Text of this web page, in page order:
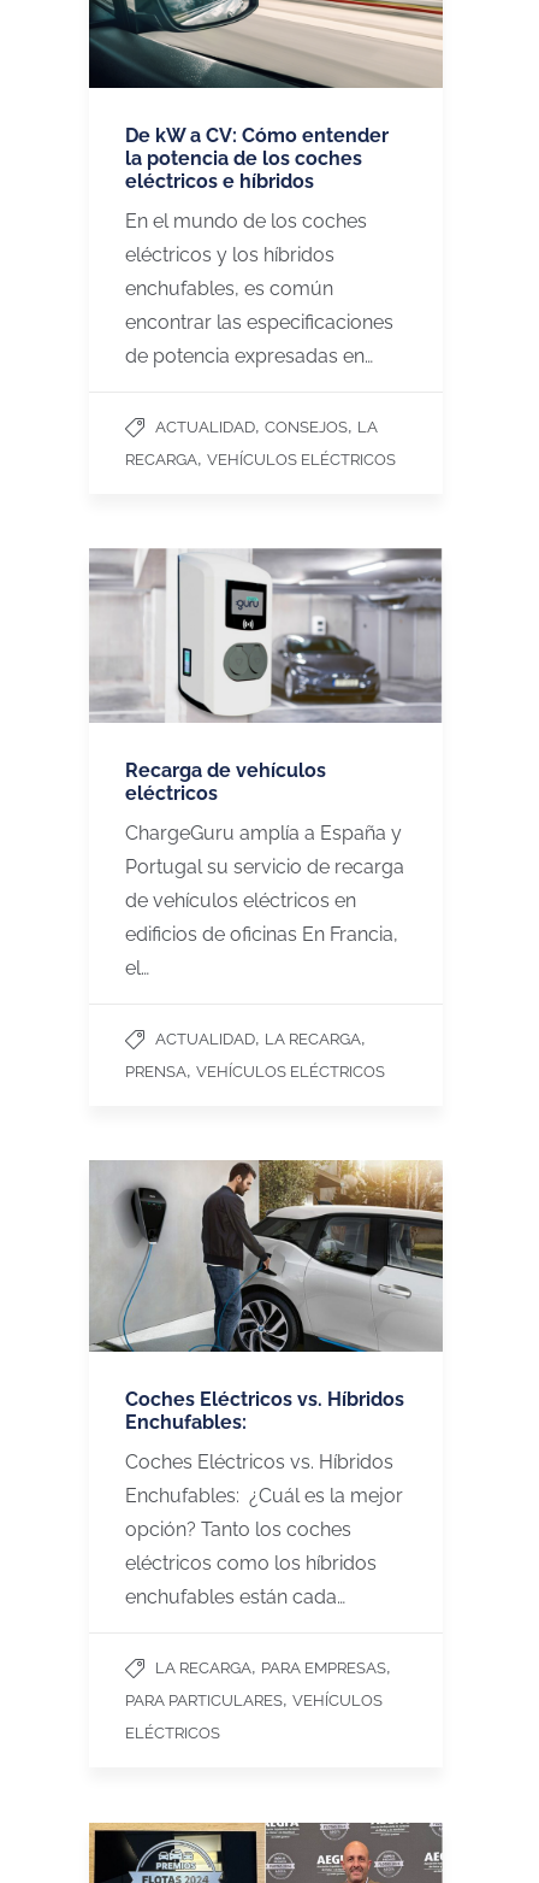
De kW a CV: Cómo entender
la potencia de los coches
eléctricos e híbridos
En el mundo de los coches
eléctricos y los híbridos
enchufables, es común
encontrar las especificaciones
de potencia expresadas en…
ACTUALIDAD, CONSEJOS, LA
RECARGA, VEHÍCULOS ELÉCTRICOS
Recarga de vehículos
eléctricos
ChargeGuru amplía a España y
Portugal su servicio de recarga
de vehículos eléctricos en
edificios de oficinas En Francia,
el…
ACTUALIDAD, LA RECARGA,
PRENSA, VEHÍCULOS ELÉCTRICOS
Coches Eléctricos vs. Híbridos
Enchufables:
Coches Eléctricos vs. Híbridos
Enchufables: ¿Cuál es la mejor
opción? Tanto los coches
eléctricos como los híbridos
enchufables están cada…
LA RECARGA, PARA EMPRESAS,
PARA PARTICULARES, VEHÍCULOS
ELÉCTRICOS